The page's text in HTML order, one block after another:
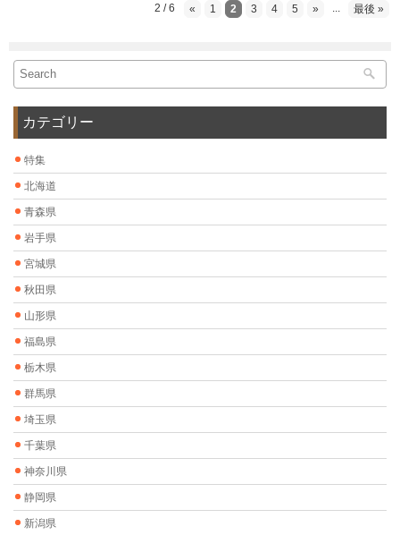
2 / 6 « 1 2 3 4 5 » 最後 »
カテゴリー
特集
北海道
青森県
岩手県
宮城県
秋田県
山形県
福島県
栃木県
群馬県
埼玉県
千葉県
神奈川県
静岡県
新潟県